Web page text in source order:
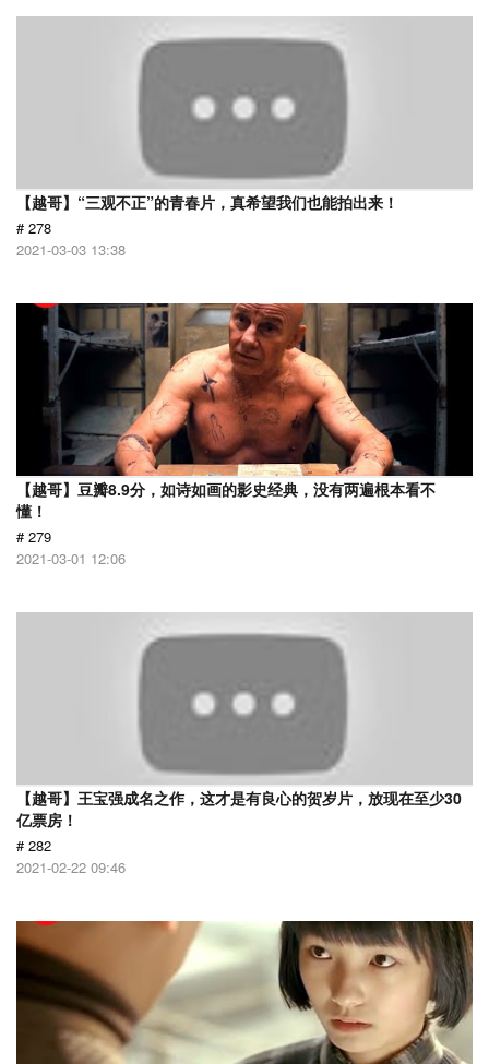
【越哥】“三观不正”的青春片，真希望我们也能拍出来！
# 278
2021-03-03 13:38
【越哥】豆瓣8.9分，如诗如画的影史经典，没有两遍根本看不
懂！
# 279
2021-03-01 12:06
【越哥】王宝强成名之作，这才是有良心的贺岁片，放现在至少30
亿票房！
# 282
2021-02-22 09:46